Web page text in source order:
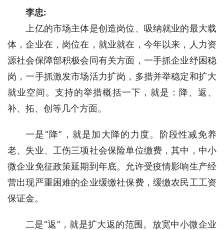
李忠:
上亿的市场主体是创造岗位、吸纳就业的最大载
体，企业在，岗位在，就业就在，今年以来，人力资
源社会保障部积极会同有关方面，一手抓企业纾困稳
岗，一手抓激发市场活力扩岗，多措并举稳定和扩大
就业空间。支持的举措概括一下，就是：降、返、
补、拓、创等几个方面。
一是“降”，就是加大降的力度。阶段性减免养
老、失业、工伤三项社会保险单位缴费，其中，中小
微企业免征政策延期到年底。允许受疫情影响生产经
营出现严重困难的企业缓缴社保费，缓缴农民工工资
保证金。
二是“返”，就是扩大返的范围。放宽中小微企业